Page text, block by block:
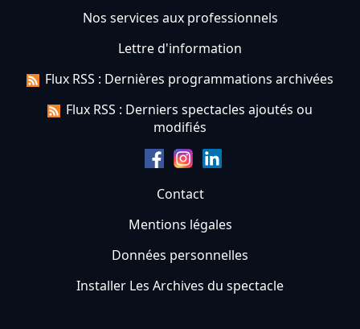
Nos services aux professionnels
Lettre d'information
Flux RSS : Dernières programmations archivées
Flux RSS : Derniers spectacles ajoutés ou
modifiés
Contact
Mentions légales
Données personnelles
Installer Les Archives du spectacle